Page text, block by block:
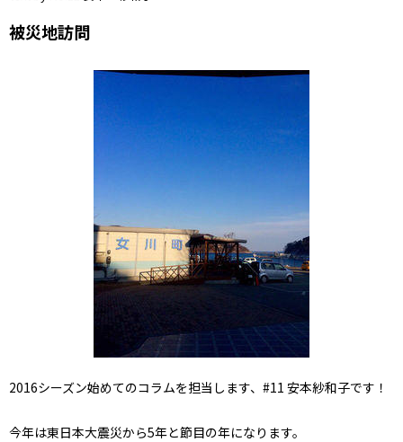
被災地訪問
2016シーズン始めてのコラムを担当します、#11 安本紗和子です！
今年は東日本大震災から5年と節目の年になります。